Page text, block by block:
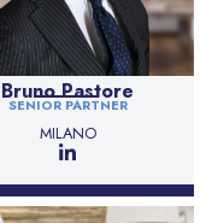
Bruno Pastore
SENIOR PARTNER
MILANO